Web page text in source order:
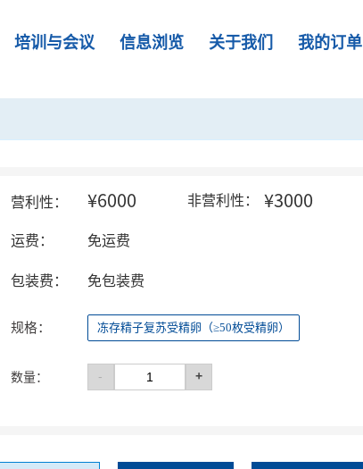
培训与会议 信息浏览 关于我们 我的订单
营利性： ¥6000 非营利性： ¥3000
运费： 免运费
包装费： 免包装费
规格： 冻存精子复苏受精卵（≥50枚受精卵）
数量： - +